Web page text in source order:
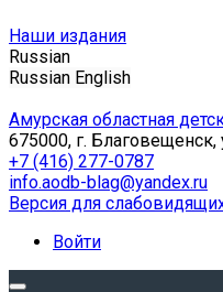
Наши издания
Russian
Russian English
Амурская областная
675000, г.
+7 (416) 277-0787
info.aodb-blag@yandex.ru
Версия для
Войти